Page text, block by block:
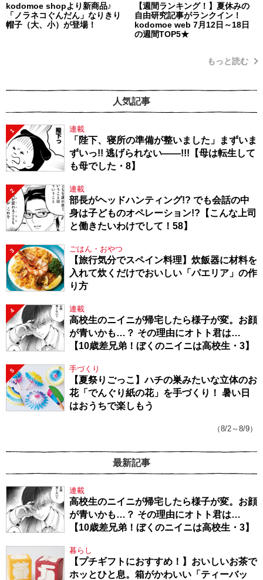
kodomoe shopより新商品♪
「ノラネコぐんだん」なりきり
帽子（大、小）が登場！
【週間ランキング！】夏休みの
自由研究記事がランクイン！
kodomoe web 7月12日～18日
の週間TOP5★
もっと読む
人気記事
1 連載
「陛下、寝所の準備が整いました」まずいま
ずいっ!! 逃げられない――!!!【母は転生して
も母でした・8】
2 連載
部長がヘッドハンティング!? でも会話の中
身は子どものオペレーション!?【こんな上司
と働きたいわけでして！58】
3 ごはん・おやつ
【旅行気分でスペイン料理】炊飯器に材料を
入れて炊くだけでおいしい「パエリア」の作
り方
4 連載
高校生のニイニが帰宅したら様子が変。お顔
が青いかも…？ その理由にオトト君は…
【10歳差兄弟！ぼくのニイニは高校生・3】
5 手づくり
【夏祭りごっこ】ハチの巣みたいな立体のお
花「でんぐり紙の花」を手づくり！ 暑い日
はおうちで楽しもう
（8/2～8/9）
最新記事
連載
高校生のニイニが帰宅したら様子が変。お顔
が青いかも…？ その理由にオトト君は…
【10歳差兄弟！ぼくのニイニは高校生・3】
暮らし
【プチギフトにおすすめ！】おいしいお茶で
ホッとひと息。箱がかわいい「ティーバッ